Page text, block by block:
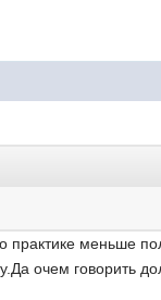
практике меньше
очем говорить